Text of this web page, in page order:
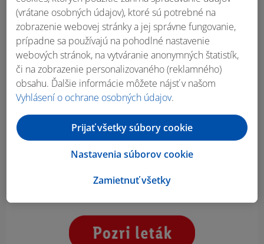
(vrátane osobných údajov), ktoré sú potrebné na
zobrazenie webovej stránky a jej správne fungovanie,
prípadne sa používajú na pohodlné nastavenie
webových stránok, na vytváranie anonymných štatistík,
či na zobrazenie personalizovaného (reklamného)
obsahu. Ďalšie informácie môžete nájsť v našom
Vyhlásení o ochrane osobných údajov.
Zamietnuť všetky
Nastavenia súborov cookie
Prijať všetky súbory cookie